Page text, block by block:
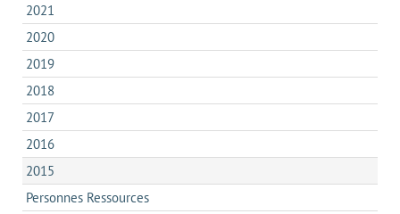
2021
2020
2019
2018
2017
2016
2015
Personnes Ressources